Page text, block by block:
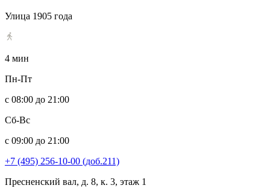
Улица 1905 года
4 мин
Пн-Пт
с 08:00 до 21:00
Сб-Вс
с 09:00 до 21:00
+7 (495) 256-10-00 (доб.211)
Пресненский вал, д. 8, к. 3, этаж 1